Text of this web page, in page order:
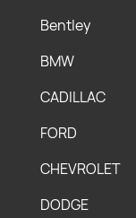
Bentley
BMW
CADILLAC
FORD
CHEVROLET
DODGE